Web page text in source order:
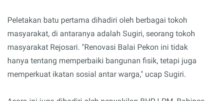
Peletakan batu pertama dihadiri oleh berbagai tokoh
masyarakat, di antaranya adalah Sugiri, seorang tokoh
masyarakat Rejosari. "Renovasi Balai Pekon ini tidak
hanya tentang memperbaiki bangunan fisik, tetapi juga
memperkuat ikatan sosial antar warga," ucap Sugiri.